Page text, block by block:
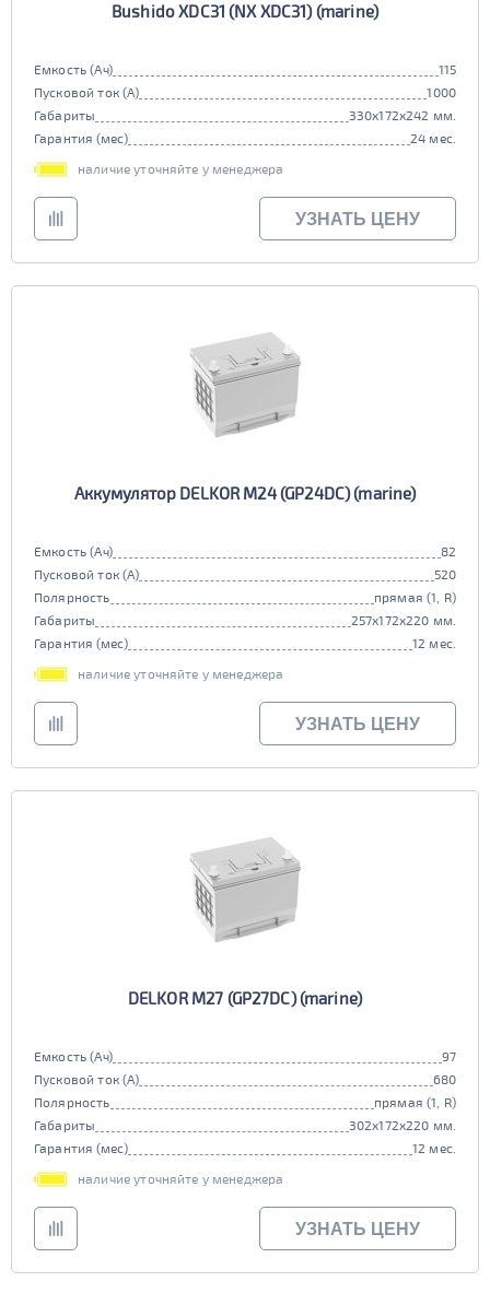
Bushido XDC31 (NX XDC31) (marine)
Емкость (Ач)
115
Пусковой ток (А)
1000
Габариты
330x172x242 мм.
Гарантия (мес)
24 мес.
наличие уточняйте у менеджера
УЗНАТЬ ЦЕНУ
Аккумулятор DELKOR M24 (GP24DC) (marine)
Емкость (Ач)
82
Пусковой ток (А)
520
Полярность
прямая (1, R)
Габариты
257x172x220 мм.
Гарантия (мес)
12 мес.
наличие уточняйте у менеджера
УЗНАТЬ ЦЕНУ
DELKOR M27 (GP27DC) (marine)
Емкость (Ач)
97
Пусковой ток (А)
680
Полярность
прямая (1, R)
Габариты
302x172x220 мм.
Гарантия (мес)
12 мес.
наличие уточняйте у менеджера
УЗНАТЬ ЦЕНУ